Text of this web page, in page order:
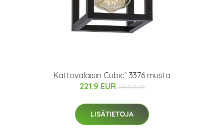
Kattovalaisin Cubic³ 3376 musta
221.9 EUR 241.9 EUR
LISÄTIETOJA